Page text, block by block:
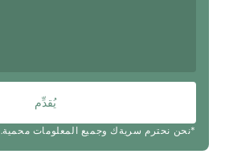
يُقدِّم
*نحن نحترم سريةك وجميع المعلومات محمية.